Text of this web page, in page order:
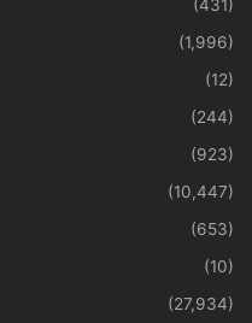
(431)
(1,996)
(12)
(244)
(923)
(10,447)
(653)
(10)
(27,934)